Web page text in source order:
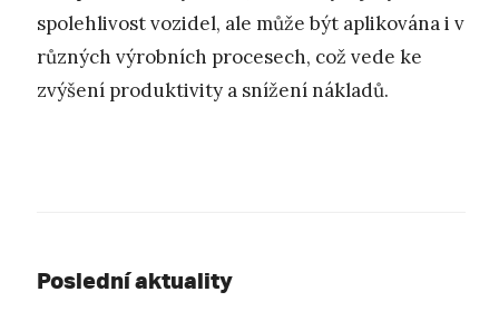
spolehlivost vozidel, ale může být aplikována i v
různých výrobních procesech, což vede ke
zvýšení produktivity a snížení nákladů.
Poslední aktuality